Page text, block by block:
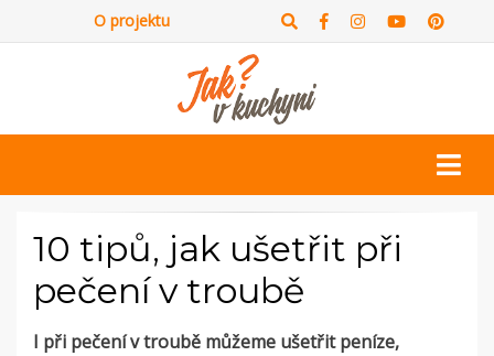
O projektu
10 tipů, jak ušetřit při
pečení v troubě
I při pečení v troubě můžeme ušetřit peníze,